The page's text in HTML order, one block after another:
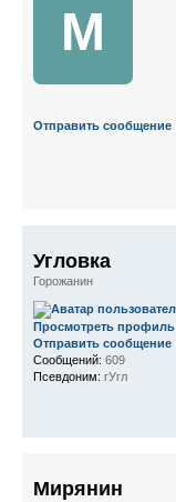
М
Отправить сообщение
Угловка
Горожанин
Просмотреть профиль
Отправить сообщение
Сообщений: 609
Псевдоним: гУгл
Мирянин